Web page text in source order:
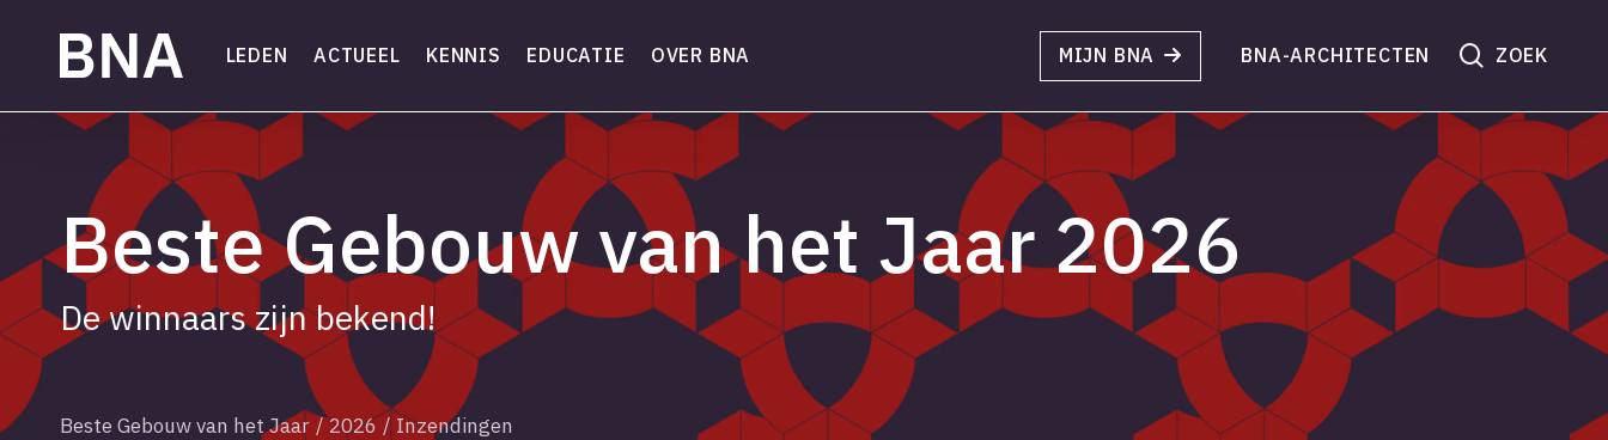
LEDEN ACTUEEL KENNIS EDUCATIE OVER BNA MIJN BNA BNA-ARCHITECTEN search
Beste Gebouw van het Jaar 2026
De winnaars zijn bekend!
Beste Gebouw van het Jaar /2026/ Inzendingen